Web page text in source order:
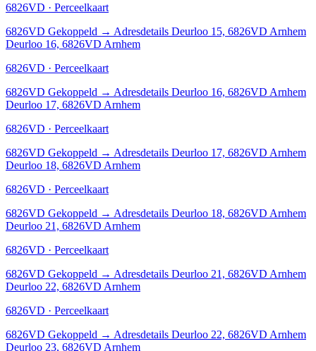
6826VD · Perceelkaart
6826VD Gekoppeld → Adresdetails Deurloo 15, 6826VD Arnhem
Deurloo 16, 6826VD Arnhem
6826VD · Perceelkaart
6826VD Gekoppeld → Adresdetails Deurloo 16, 6826VD Arnhem
Deurloo 17, 6826VD Arnhem
6826VD · Perceelkaart
6826VD Gekoppeld → Adresdetails Deurloo 17, 6826VD Arnhem
Deurloo 18, 6826VD Arnhem
6826VD · Perceelkaart
6826VD Gekoppeld → Adresdetails Deurloo 18, 6826VD Arnhem
Deurloo 21, 6826VD Arnhem
6826VD · Perceelkaart
6826VD Gekoppeld → Adresdetails Deurloo 21, 6826VD Arnhem
Deurloo 22, 6826VD Arnhem
6826VD · Perceelkaart
6826VD Gekoppeld → Adresdetails Deurloo 22, 6826VD Arnhem
Deurloo 23, 6826VD Arnhem